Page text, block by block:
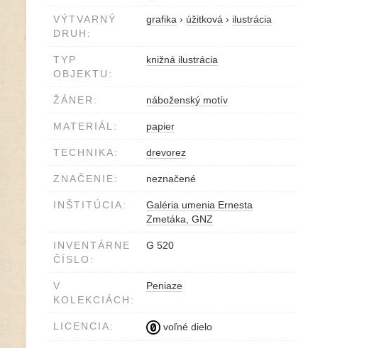
VÝTVARNÝ
DRUH:
grafika › úžitková › ilustrácia
TYP
OBJEKTU:
knižná ilustrácia
ŽÁNER: náboženský motív
MATERIÁL: papier
TECHNIKA: drevorez
ZNAČENIE: neznačené
INŠTITÚCIA:
Galéria umenia Ernesta
Zmetáka, GNZ
INVENTÁRNE
ČÍSLO:
G 520
V
KOLEKCIÁCH:
Peniaze
LICENCIA: voľné dielo